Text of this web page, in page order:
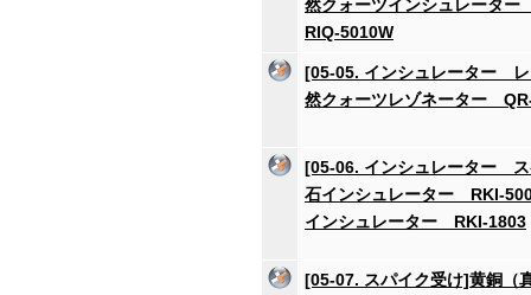
然クォーツインシュレータ
RIQ-5010W
[05-05. インシュレーター
然クォーツレゾネーター
[05-06. インシュレーター
石インシュレーター RKI-
インシュレーター RKI-1803
[05-07. スパイク受け]黄銅（